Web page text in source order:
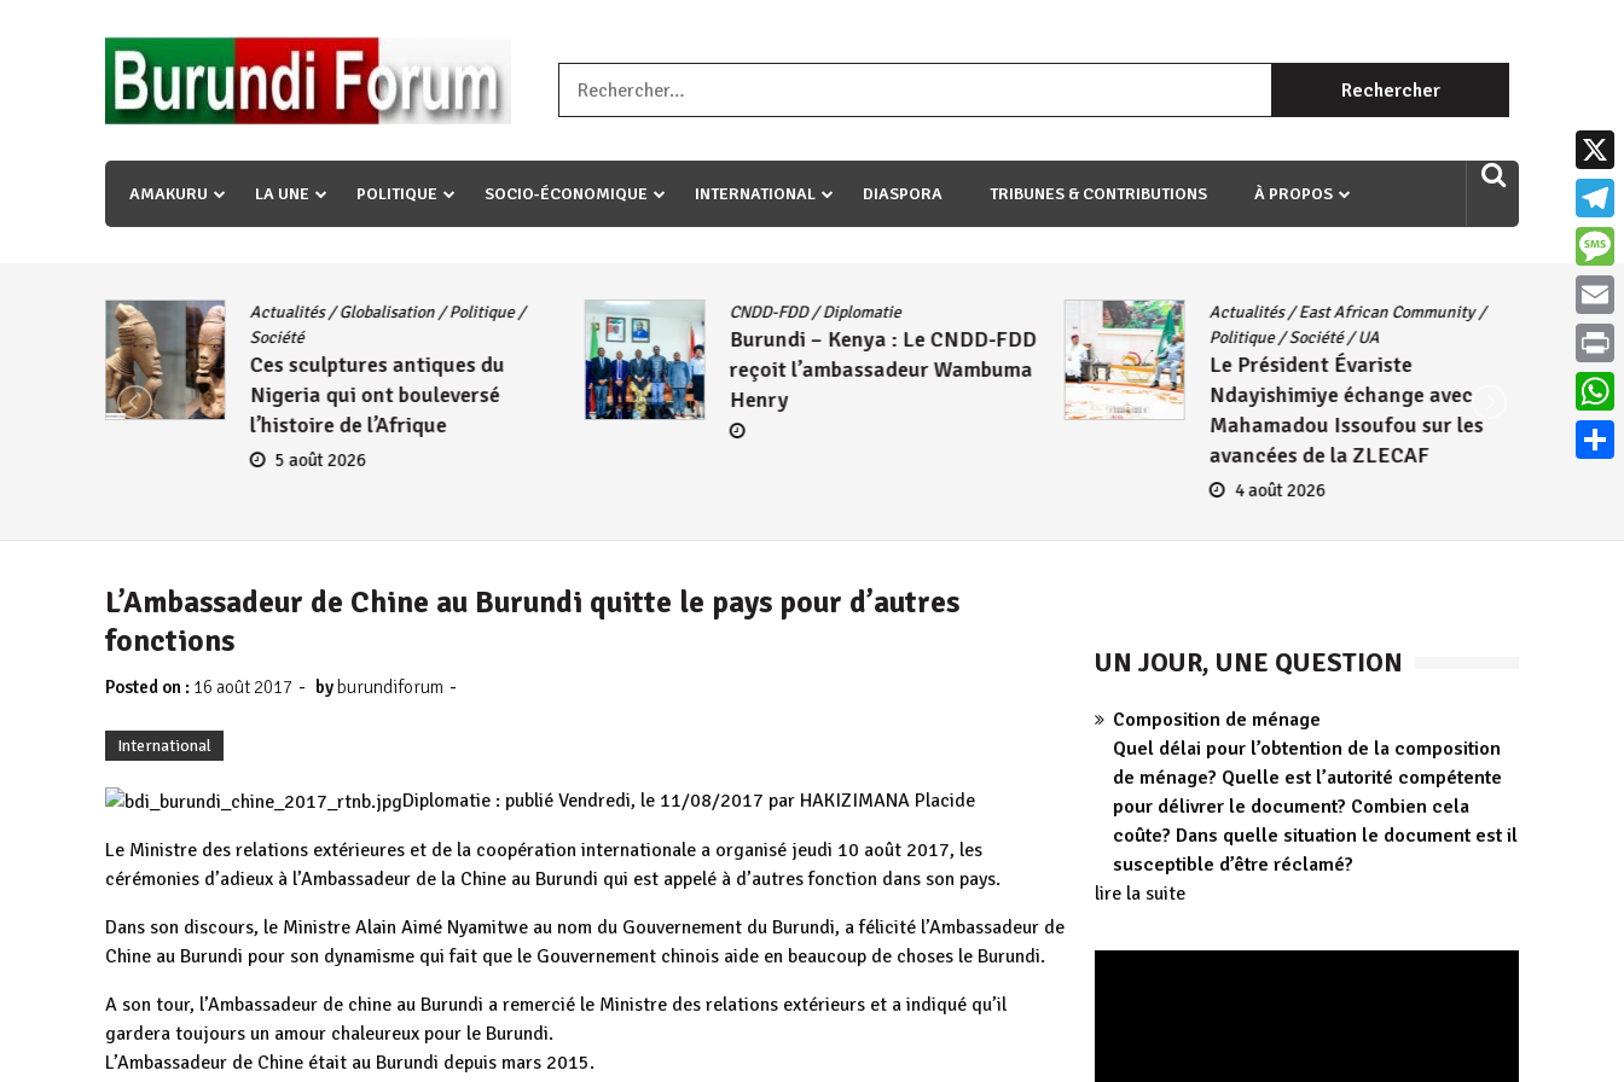
« Ingorane si ugupfa , ingorane ni ugupfa nabi ,gupfa ataco umariye umuryango wawe canke igihugu cakwibarutse .Wewe uri ngaha ndagusigiye iki kibazo : Uriko ukora iki kugira ngo
uzopfire neza umuryango n’igihugu cakwibarutse ? »
Rechercher :
AMAKURU LA UNE POLITIQUE SOCIO-ÉCONOMIQUE INTERNATIONAL DIASPORA TRIBUNES & CONTRIBUTIONS À PROPOS
Actualités/Globalisation/Politique/
Société
Ces sculptures antiques du
Nigeria qui ont bouleversé
l’histoire de l’Afrique
5 août 2026
CNDD-FDD/Diplomatie
Burundi – Kenya : Le CNDD-FDD
reçoit l’ambassadeur Wambuma
Henry
Actualités/East African Community/
Politique/Société/UA
Le Président Évariste
Ndayishimiye échange avec
Mahamadou Issoufou sur les
avancées de la ZLECAF
4 août 2026
L’Ambassadeur de Chine au Burundi quitte le pays pour d’autres
fonctions
Posted on : 16 août 2017 - by burundiforum -
International
Diplomatie : publié Vendredi, le 11/08/2017 par HAKIZIMANA Placide
Le Ministre des relations extérieures et de la coopération internationale a organisé jeudi 10 août 2017, les
cérémonies d’adieux à l’Ambassadeur de la Chine au Burundi qui est appelé à d’autres fonction dans son pays.
Dans son discours, le Ministre Alain Aimé Nyamitwe au nom du Gouvernement du Burundi, a félicité l’Ambassadeur de
Chine au Burundi pour son dynamisme qui fait que le Gouvernement chinois aide en beaucoup de choses le Burundi.
A son tour, l’Ambassadeur de chine au Burundi a remercié le Ministre des relations extérieurs et a indiqué qu’il
gardera toujours un amour chaleureux pour le Burundi.
L’Ambassadeur de Chine était au Burundi depuis mars 2015.
UN JOUR, UNE QUESTION
Composition de ménage
Quel délai pour l’obtention de la composition
de ménage? Quelle est l’autorité compétente
pour délivrer le document? Combien cela
coûte? Dans quelle situation le document est il
susceptible d’être réclamé?
lire la suite
X
Email
Print